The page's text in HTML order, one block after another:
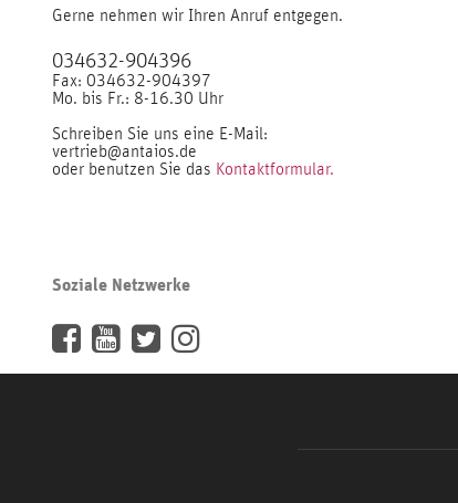
Gerne nehmen wir Ihren Anruf entgegen.
034632-904396
Fax: 034632-904397
Mo. bis Fr.: 8-16.30 Uhr
Schreiben Sie uns eine E-Mail:
vertrieb@antaios.de
oder benutzen Sie das Kontaktformular.
Soziale Netzwerke